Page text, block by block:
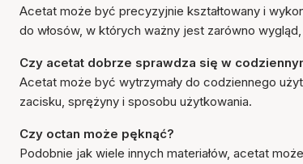
Acetat może być precyzyjnie kształtowany i
do włosów, w których ważny jest zarówno wygląd,
Czy acetat dobrze sprawdza się w
Acetat może być wytrzymały do codziennego
zacisku, sprężyny i sposobu użytkowania.
Czy octan może pęknąć?
Podobnie jak wiele innych materiałów, acetat